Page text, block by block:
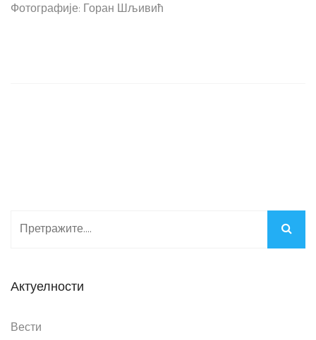
Фотографије: Горан Шљивић
Актуелности
Вести